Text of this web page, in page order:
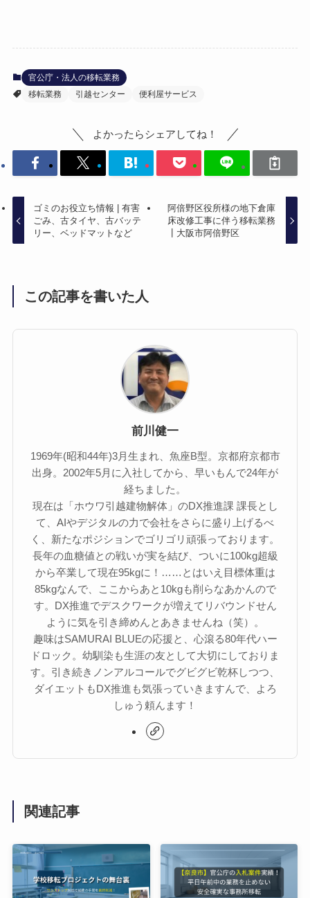
官公庁・法人の移転業務
移転業務
引越センター 便利屋サービス
よかったらシェアしてね！
ゴミのお役立ち情報 | 有害
ごみ、古タイヤ、古バッテ
リー、ベッドマットなど
阿倍野区役所様の地下倉庫
床改修工事に伴う移転業務
┃大阪市阿倍野区
この記事を書いた人
前川健一
1969年(昭和44年)3月生まれ、魚座B型。京都府京都市
出身。2002年5月に入社してから、早いもんで24年が
経ちました。
現在は「ホウワ引越建物解体」のDX推進課 課長とし
て、AIやデジタルの力で会社をさらに盛り上げるべ
く、新たなポジションでゴリゴリ頑張っております。
長年の血糖値との戦いが実を結び、ついに100kg超級
から卒業して現在95kgに！……とはいえ目標体重は
85kgなんで、ここからあと10kgも削らなあかんので
す。DX推進でデスクワークが増えてリバウンドせん
ように気を引き締めんとあきませんね（笑）。
趣味はSAMURAI BLUEの応援と、心滾る80年代ハー
ドロック。幼馴染も生涯の友として大切にしておりま
す。引き続きノンアルコールでグビグビ乾杯しつつ、
ダイエットもDX推進も気張っていきますんで、よろ
しゅう頼んます！
関連記事